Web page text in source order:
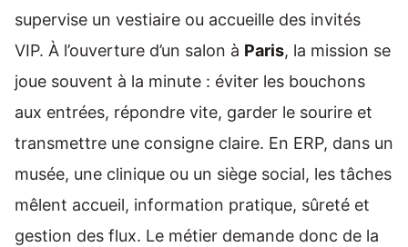
supervise un vestiaire ou accueille des invités
VIP. À l’ouverture d’un salon à Paris, la mission se
joue souvent à la minute : éviter les bouchons
aux entrées, répondre vite, garder le sourire et
transmettre une consigne claire. En ERP, dans un
musée, une clinique ou un siège social, les tâches
mêlent accueil, information pratique, sûreté et
gestion des flux. Le métier demande donc de la